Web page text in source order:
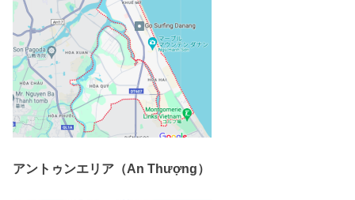
アントゥンエリア（An Thượng）